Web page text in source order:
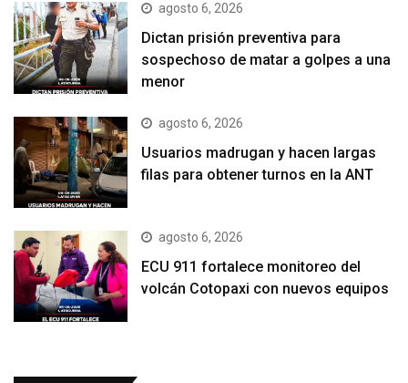
agosto 6, 2026
Dictan prisión preventiva para
sospechoso de matar a golpes a una
menor
agosto 6, 2026
Usuarios madrugan y hacen largas
filas para obtener turnos en la ANT
agosto 6, 2026
ECU 911 fortalece monitoreo del
volcán Cotopaxi con nuevos equipos